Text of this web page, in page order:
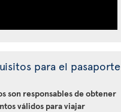
para el pasaporte
son responsables de obtener
válidos para viajar